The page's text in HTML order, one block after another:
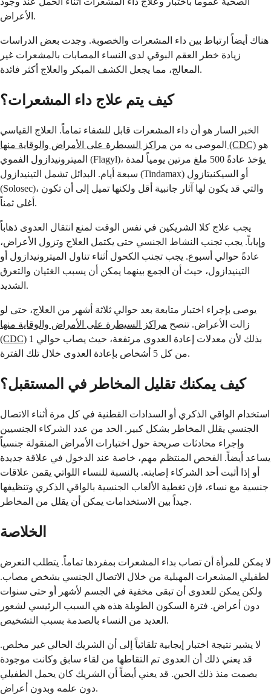
الأعراض.
هناك أيضاً ارتباط بين داء المشعرات والخصوبة. وجدت بعض الدراسات
زيادة خطر العقم البوقي لدى النساء المصابات بالمشعرات غير
المعالج، مما يجعل الكشف المبكر والعلاج أكثر فائدة.
كيف يتم علاج داء المشعرات؟
الخبر السار هو أن داء المشعرات قابل للشفاء تماماً. العلاج القياسي
الموصى به من مراكز السيطرة على الأمراض والوقاية منها (CDC)
الميترونيدازول الفموي (Flagyl)، يؤخذ عادةً 500 ملغ مرتين يومياً لمدة
سبعة أيام. البدائل تشمل التينيدازول (Tindamax) أو السيكنيتازول
(Solosec)، والتي قد يكون لها آثار جانبية أقل ولكنها تميل إلى أن تكون
أغلى ثمناً.
يجب علاج كلا الشريكين في نفس الوقت لمنع انتقال العدوى ذهاباً
وإياباً. يجب تجنب النشاط الجنسي حتى يكتمل العلاج وتزول الأعراض،
عادةً حوالي أسبوع. يجب تجنب الكحول أثناء تناول الميترونيدازول أو
التينيدازول، حيث أن الجمع بينهما يمكن أن يسبب الغثيان والتعرق
الشديد.
يوصى بإجراء اختبار متابعة بعد حوالي ثلاثة أشهر من العلاج، حتى لو
زالت الأعراض. تنصح مراكز السيطرة على الأمراض والوقاية منها
(CDC)
من كل 5 أشخاص بإعادة العدوى خلال تلك الفترة.
كيف يمكنك تقليل المخاطر في المستقبل؟
استخدام الواقي الذكري أو السدادات القطنية في كل مرة أثناء الاتصال
الجنسي يقلل المخاطر بشكل كبير. الحد من عدد الشركاء الجنسيين
وإجراء محادثات صريحة حول اختبارات الأمراض المنقولة جنسياً
يساعد أيضاً. الفحص المنتظم مهم، خاصة عند الدخول في علاقة جديدة
أو إذا أثبت أحد الشركاء إصابته. بالنسبة للنساء اللواتي يقمن علاقات
جنسية مع نساء، فإن تغطية الألعاب الجنسية بالواقي الذكري وتنظيفها
جيداً بين الاستخدامات يمكن أن يقلل من المخاطر.
الخلاصة
لا يمكن للمرأة أن تصاب بداء المشعرات بمفردها تماماً. يتطلب التعرض
لطفيلي المشعرات المهبلية من خلال الاتصال الجنسي بشخص مصاب.
ولكن يمكن للعدوى أن تبقى مخفية في الجسم لأشهر أو حتى سنوات
دون أعراض. فترة السكون الطويلة هذه هي السبب الرئيسي لشعور
العديد من النساء بالصدمة بسبب التشخيص.
لا يشير نتيجة اختبار إيجابية تلقائياً إلى أن الشريك الحالي غير مخلص.
قد يعني ذلك أن العدوى تم التقاطها من لقاء سابق وكانت موجودة
بصمت منذ ذلك الحين. قد يعني أيضاً أن الشريك كان يحمل الطفيلي
دون علمه وبدون أعراض.